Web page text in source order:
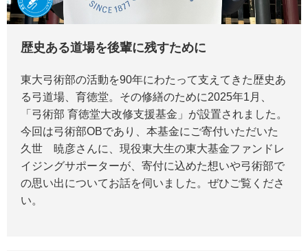
歴史ある道場を後輩に残すために
東大弓術部の活動を90年にわたって支えてきた歴史あ
る弓道場、育徳堂。その修繕のために2025年1月、
「弓術部 育徳堂大改修支援基金」が設置されました。
今回は弓術部OBであり、本基金にご寄付いただいた
久世 暁彦さんに、現役東大生の東大基金ファンドレ
イジングサポーターが、寄付に込めた想いや弓術部で
の思い出についてお話を伺いました。ぜひご覧くださ
い。